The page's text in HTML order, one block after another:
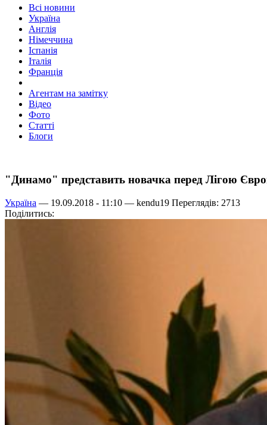
Всі новини
Україна
Англія
Німеччина
Іспанія
Італія
Франція
Агентам на замітку
Відео
Фото
Статті
Блоги
"Динамо" представить новачка перед Лігою
Україна — 19.09.2018 - 11:10 — kendu19 Переглядів: 2713
Поділитись: